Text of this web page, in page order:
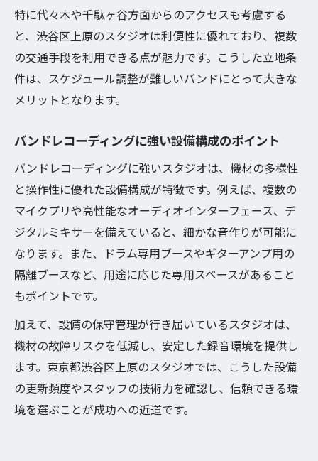
失敗しない上原周辺スタジオ選びのコツ
バンドレコーディング失敗回避のスタジオ
選定法
上原周辺でバンドレコーディングに適した
条件
バンドレコーディング予約時の注意ポイン
ト整理
料金だけでなくバンドレコーディング実用
性を重視
バンドレコーディング利用者の口コミ活用
術
特に代々木や千駄ヶ谷方面からのアクセスも考慮する
と、渋谷区上原のスタジオは利便性に優れており、複数
の交通手段を利用できる点が魅力です。こうした立地条
件は、スケジュール調整が難しいバンドにとって大きな
メリットとなります。
バンドレコーディングに強い設備構成のポイント
バンドレコーディングに強いスタジオは、機材の多様性
と操作性に優れた設備構成が特徴です。例えば、複数の
マイクプリや高性能なオーディオインターフェース、デ
ジタルミキサーを備えていると、細かな音作りが可能に
なります。また、ドラム専用ブースやギターアンプ用の
隔離ブースなど、用途に応じた専用スペースがあること
もポイントです。
加えて、設備の保守管理が行き届いているスタジオは、
機材の故障リスクを低減し、安定した録音環境を提供し
ます。東京都渋谷区上原のスタジオでは、こうした設備
の更新頻度やスタッフの技術力を確認し、信頼できる環
境を選ぶことが成功への近道です。